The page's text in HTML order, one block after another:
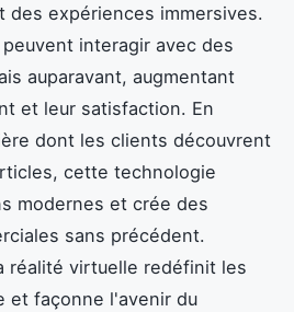
des expériences immersives.
interagir avec des
auparavant, augmentant
et leur satisfaction. En
dont les clients découvrent
cette technologie
modernes et crée des
sans précédent.
réalité virtuelle redéfinit les
et façonne l'avenir du